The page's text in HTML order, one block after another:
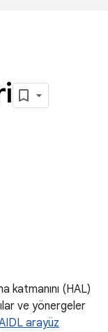
katmanını (HAL)
ve yönergeler
arayüz